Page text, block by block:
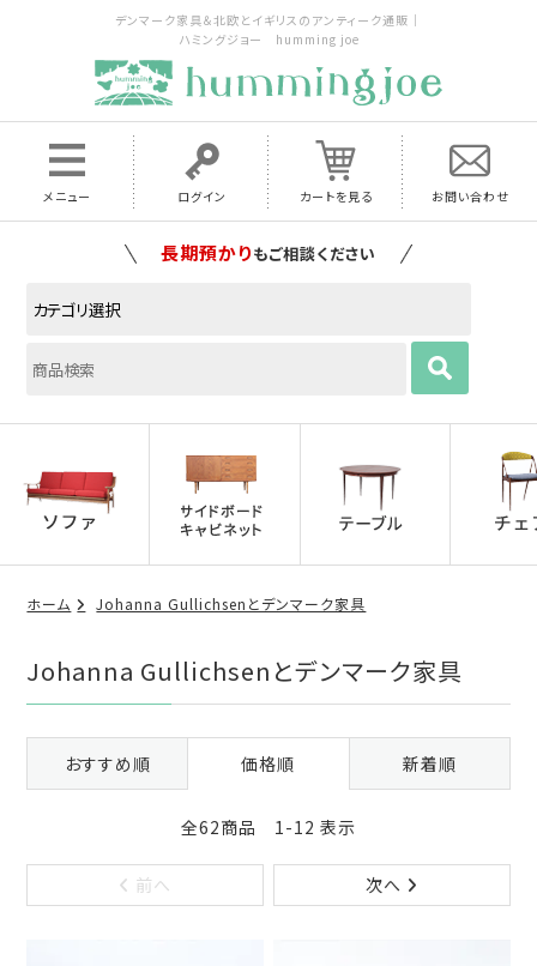
デンマーク家具＆北欧とイギリスのアンティーク通販｜
ハミングジョー humming joe
メニュー ログイン カートを見る お問い合わせ
家具の配送料は全国当店で負担いたします
ホーム Johanna Gullichsenとデンマーク家具
Johanna Gullichsenとデンマーク家具
おすすめ順 価格順 新着順
全62商品 1-12 表示
前へ 次へ